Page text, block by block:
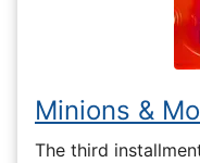
Minions &
The third